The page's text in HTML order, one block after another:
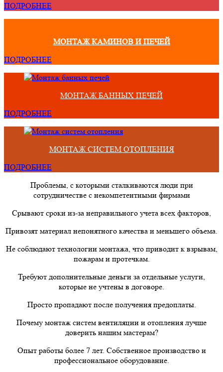
ПОДРОБНЕЕ
МОНТАЖ КАМИНОВ И ПЕЧЕЙ
ПОДРОБНЕЕ
МОНТАЖ БАННЫХ ПЕЧЕЙ
ПОДРОБНЕЕ
МОНТАЖ СИСТЕМ ОТОПЛЕНИЯ
ПОДРОБНЕЕ
Проблемы, с которыми сталкиваются люди при
сотрудничестве с некомпетентными фирмами
Срывают сроки из-за неправильного учета всех факторов,
Привозят материал непонятного качества и меньшего объема.
Не соблюдают технологии монтажа, что приводит к взрывам,
пожарам и протечкам.
Требуют дополнительные деньги за отдельные услуги,
которые не учтены в договоре.
Просто пропадают после получения предоплаты.
Почему монтаж систем вентиляции и отопления лучше
доверить нашим мастерам?
Опыт работы более 7 лет. Собственное производство и
профессиональное оборудование.